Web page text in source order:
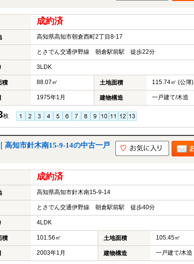
成約済
高知県高知市朝倉西町2丁目8-17
とさでん交通伊野線 朝倉駅前駅 徒歩22分
3LDK
積 88.07㎡ 土地面積 115.74㎡ (公簿)
1975年1月 建物構造 一戸建て/木造
枚
高知市針木南15-9-14の中古一戸
成約済
高知県高知市針木南15-9-14
とさでん交通伊野線 朝倉駅前駅 徒歩40分
4LDK
積 101.56㎡ 土地面積 105.45㎡
2003年1月 建物構造 一戸建て/木造